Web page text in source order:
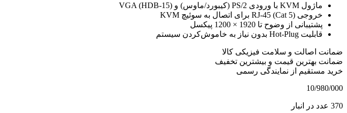
ماژول KVM با ورودی PS/2 (کیبورد/ماوس) و VGA (HDB-15)
خروجی RJ-45 (Cat 5) برای اتصال به سوئیچ KVM
پشتیبانی از وضوح تا 1920 × 1200 پیکسل
قابلیت Hot-Plug بدون نیاز به خاموش‌کردن سیستم
ضمانت اصالت و سلامت فیزیکی کالا
ضمانت بهترین قیمت و بیشترین تخفیف
خرید مستقیم از نمایندگی رسمی
10/980/000
370 عدد در انبار